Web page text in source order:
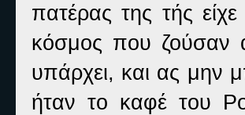
πατέρας της τής
κόσμος που ζούσαν
υπάρχει, και ας μην
ήταν το καφέ του